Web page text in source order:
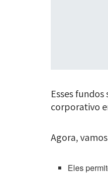
Esses
corporativo
Agora,
Eles